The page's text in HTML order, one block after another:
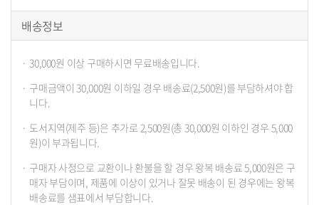
배송정보
30,000원 이상 구매하시면 무료배송입니다.
구매금액이 30,000원 이하일 경우 배송료(2,500원)를 부담하셔야 합
니다.
도서지역(제주 등)은 추가로 2,500원(총 30,000원 이하인 경우 5,000
원)이 부과됩니다.
구매자 사정으로 교환이나 환불을 할 경우 왕복 배송료 5,000원은 구
매자 부담이며, 제품에 이상이 있거나 잘못 배송이 된 경우에는 왕복
배송료를 샘표에서 부담합니다.